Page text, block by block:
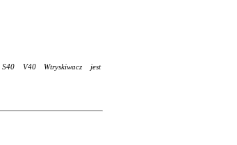
S40 V40 Wtryskiwacz jest